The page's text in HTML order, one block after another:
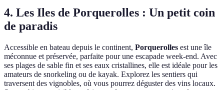
4. Les Iles de Porquerolles : Un petit coin
de paradis
Accessible en bateau depuis le continent, Porquerolles est une île
méconnue et préservée, parfaite pour une escapade week-end. Avec
ses plages de sable fin et ses eaux cristallines, elle est idéale pour les
amateurs de snorkeling ou de kayak. Explorez les sentiers qui
traversent des vignobles, où vous pourrez déguster des vins locaux.